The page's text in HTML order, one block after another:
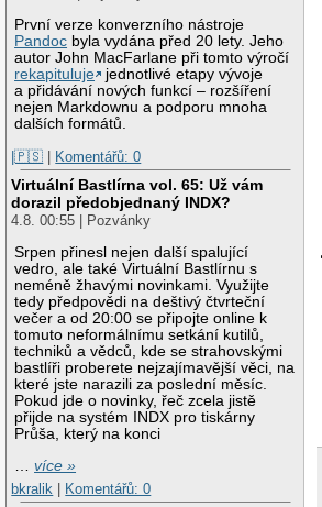
První verze konverzního nástroje
Pandoc byla vydána před 20 lety. Jeho
autor John MacFarlane při tomto výročí
rekapituluje
jednotlivé etapy vývoje
a přidávání nových funkcí – rozšíření
nejen Markdownu a podporu mnoha
dalších formátů.
|🇵🇸 | Komentářů: 0
Virtuální Bastlírna vol. 65: Už vám
dorazil předobjednaný INDX?
4.8. 00:55 | Pozvánky
Srpen přinesl nejen další spalující
vedro, ale také Virtuální Bastlírnu s
neméně žhavými novinkami. Využijte
tedy předpovědi na deštivý čtvrteční
večer a od 20:00 se připojte online k
tomuto neformálnímu setkání kutilů,
techniků a vědců, kde se strahovskými
bastlíři proberete nejzajímavější věci, na
které jste narazili za poslední měsíc.
Pokud jde o novinky, řeč zcela jistě
přijde na systém INDX pro tiskárny
Průša, který na konci
…více »
bkralik
Komentářů: 0